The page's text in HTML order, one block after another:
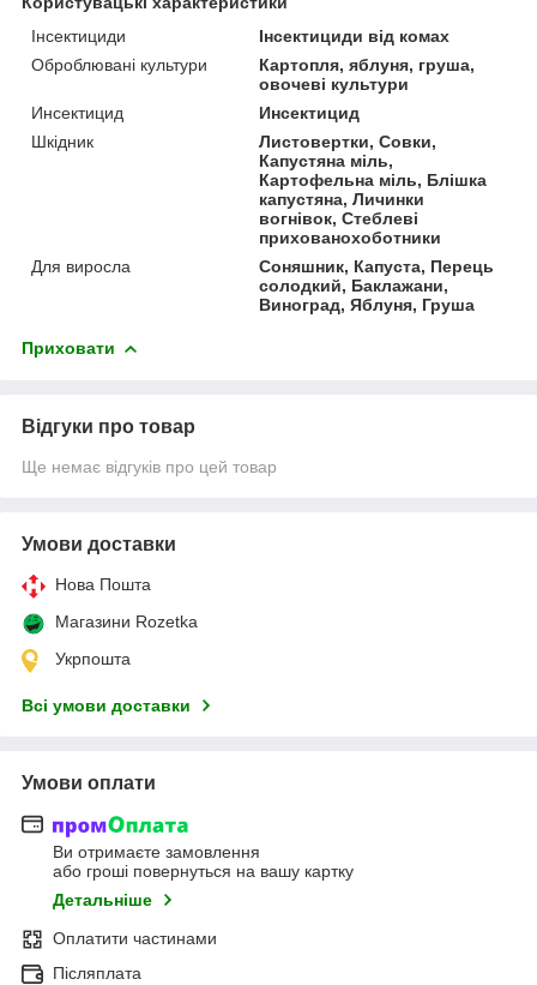
Інсектициди
Інсектициди від комах
Оброблювані культури
Картопля, яблуня, груша,
овочеві культури
Инсектицид
Инсектицид
Шкідник
Листовертки, Совки,
Капустяна міль,
Картофельна міль, Блішка
капустяна, Личинки
вогнівок, Стеблеві
прихованохоботники
Для виросла
Соняшник, Капуста, Перець
солодкий, Баклажани,
Виноград, Яблуня, Груша
Приховати
Відгуки про товар
Ще немає відгуків про цей товар
Умови доставки
Нова Пошта
Магазини Rozetka
Укрпошта
Всі умови доставки
Умови оплати
Ви отримаєте замовлення
або гроші повернуться на вашу картку
Детальніше
Оплатити частинами
Післяплата